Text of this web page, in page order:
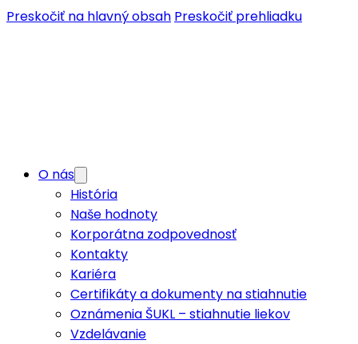
Preskočiť na hlavný obsah Preskočiť prehliadku
O nás
História
Naše hodnoty
Korporátna zodpovednosť
Kontakty
Kariéra
Certifikáty a dokumenty na stiahnutie
Oznámenia ŠUKL – stiahnutie liekov
Vzdelávanie